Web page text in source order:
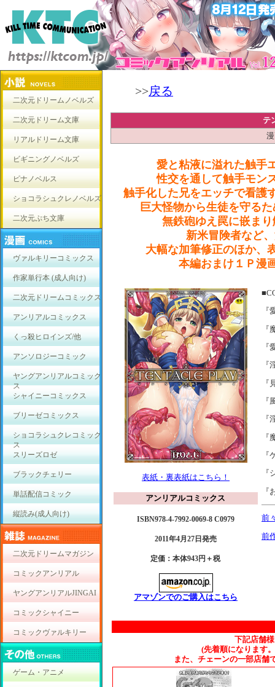
二次元ドリームノベルズ
二次元ドリーム文庫
リアルドリーム文庫
ビギニングノベルズ
ピナノベルス
ショコラシュクレノベルズ
二次元ぷち文庫
ヴァルキリーコミックス
作家単行本 (成人向け)
二次元ドリームコミックス
アンリアルコミックス
くっ殺ヒロインズ/他
アンソロジーコミック
ヤングアンリアルコミック
ス
シャイニーコミックス
ブリーゼコミックス
ショコラシュクレコミック
ス
スリーズロゼ
ブラックチェリー
単話配信コミック
縦読み(成人向け)
二次元ドリームマガジン
コミックアンリアル
ヤングアンリアルJINGAI
コミックシャイニー
コミックヴァルキリー
ゲーム・アニメ
>>戻る
テ
愛と粘液に溢れた触手
性交を通して触手モン
触手化した兄をエッチで看護
巨大怪物から生徒を守る
無鉄砲ゆえ罠に嵌ま
新米冒険者など
大幅な加筆修正のほか、
本編おまけ１Ｐ漫
表紙・裏表紙はこちら！
アンリアルコミックス
ISBN978-4-7992-0069-8 C0979
2011年4月27日発売
定価：本体943円＋税
アマゾンでのご購入はこちら
『
『
『
前
前
下記店舗
(先着順になります
また、チェーンの一部店舗